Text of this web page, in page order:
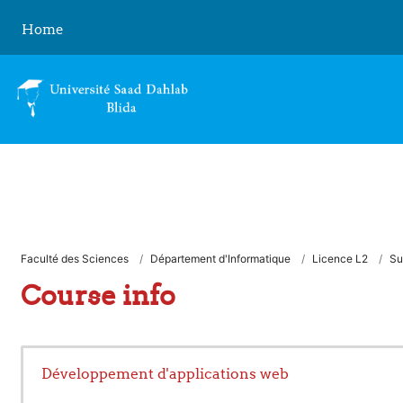
Home
Faculté des Sciences Département d'Informatique Licence L2
Course info
Développement d'applications web